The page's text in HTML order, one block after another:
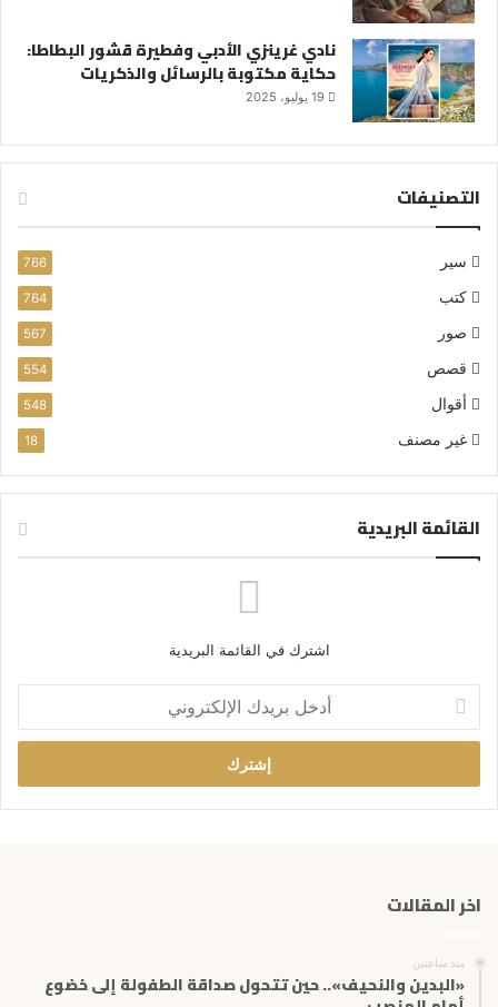
نادي غرينزي الأدبي وفطيرة قشور البطاطا:
حكاية مكتوبة بالرسائل والذكريات
19 يوليو، 2025
التصنيفات
سير 766
كتب 764
صور 567
قصص 554
أقوال 548
غير مصنف 18
القائمة البريدية
اشترك في القائمة البريدية
خ
ب
ر
ااخر المقالات
منذ ساعتين
«البدين والنحيف».. حين تتحول صداقة الطفولة إلى خضوع